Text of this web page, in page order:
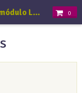
Ervas & Bem estar - Demo. do módulo Loja 0